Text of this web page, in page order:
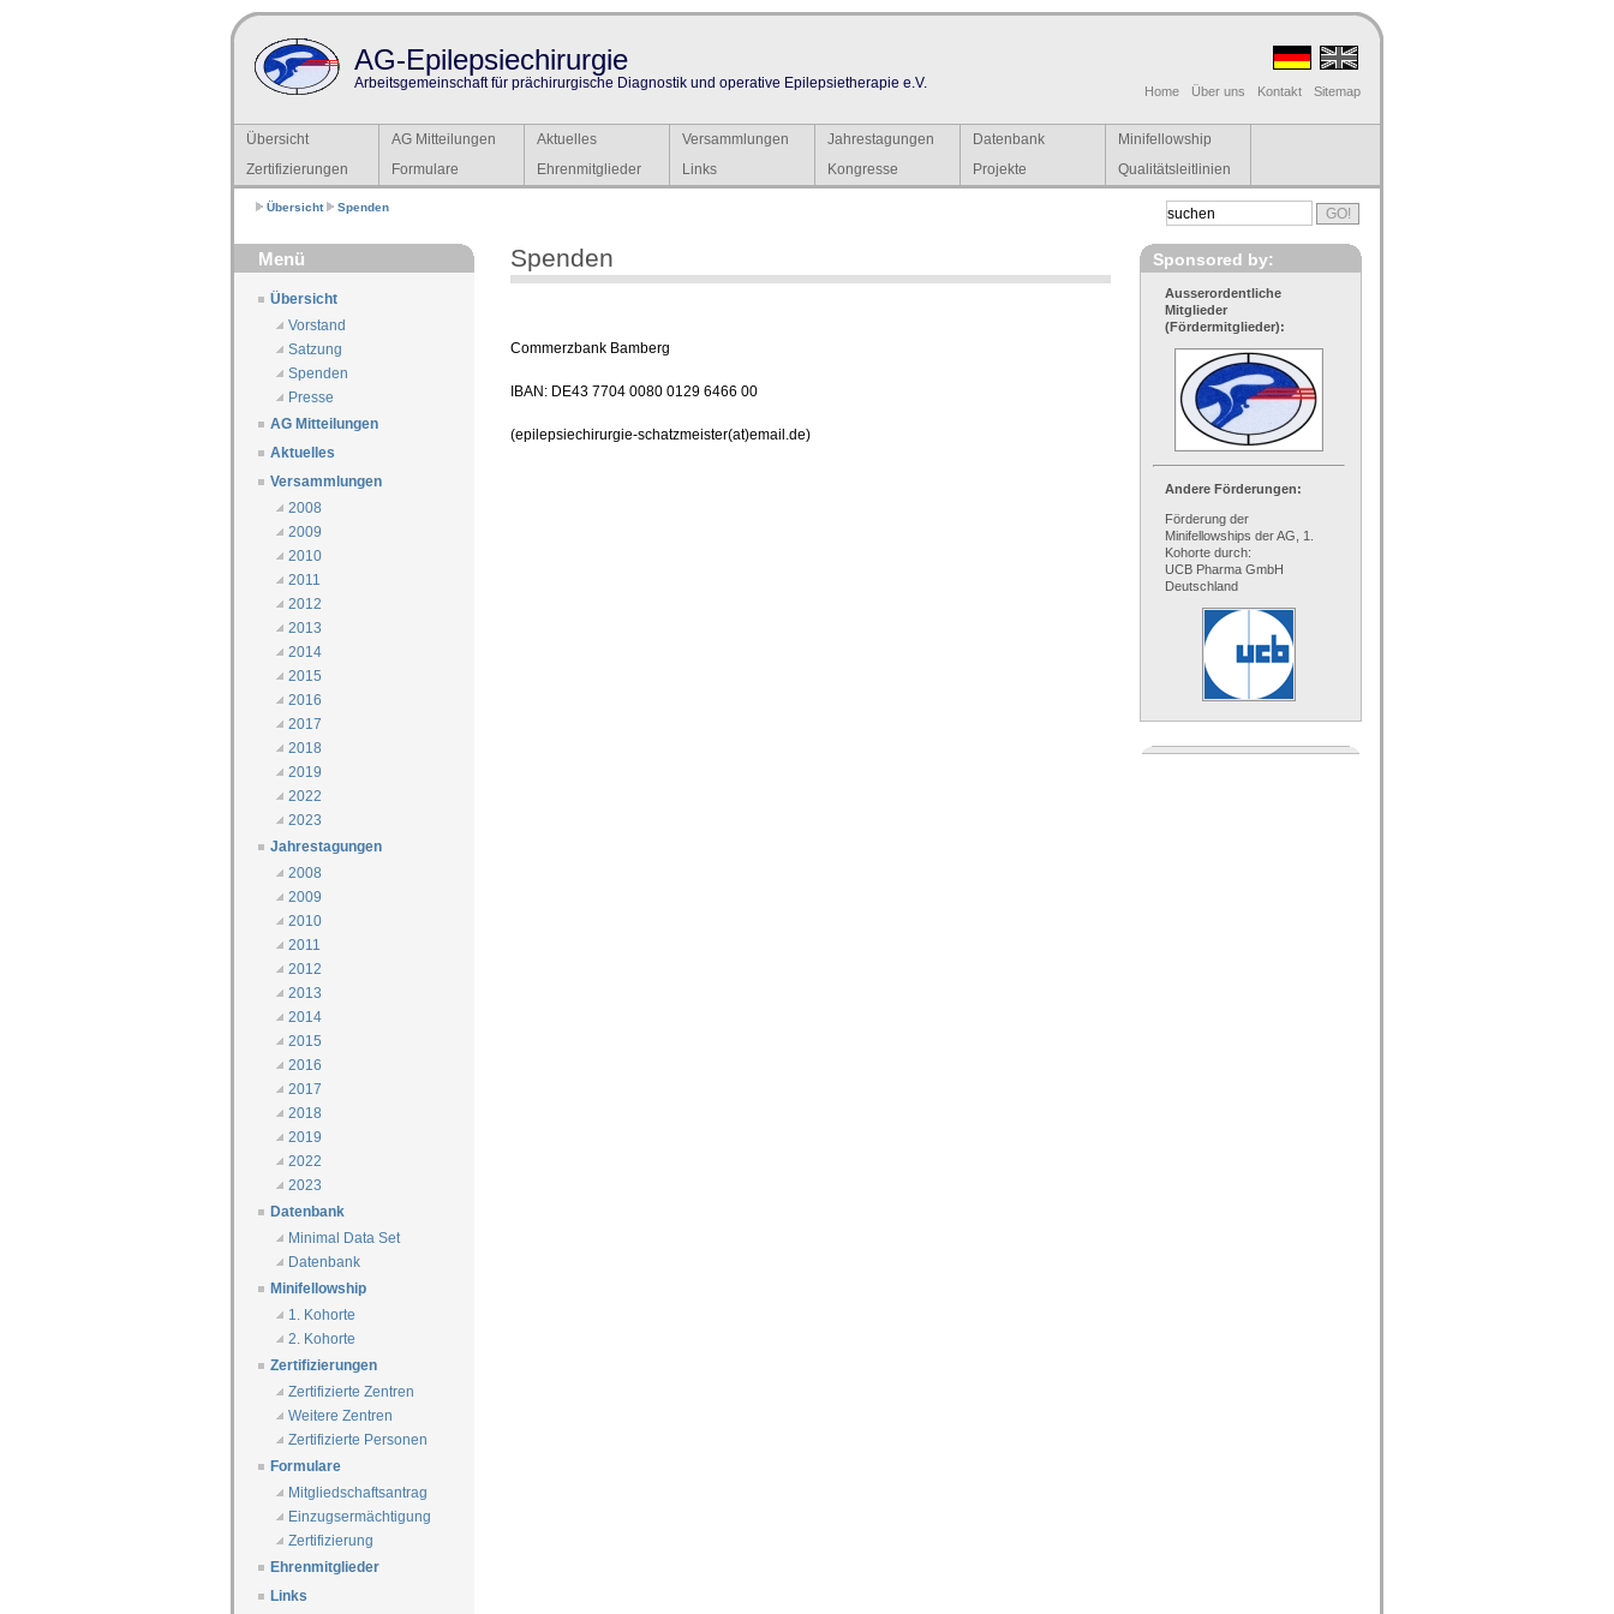
AG-Epilepsiechirurgie
Arbeitsgemeinschaft für prächirurgische Diagnostik und operative Epilepsietherapie e.V. Home Über uns Kontakt Sitemap
Übersicht AG Mitteilungen Aktuelles Versammlungen Jahrestagungen Datenbank
Minifellowship
Zertifizierungen
Formulare Ehrenmitglieder Links Kongresse Projekte Qualitätsleitlinien
Übersicht Spenden
Menü
Übersicht
Vorstand
Satzung
Spenden
Presse
AG Mitteilungen
Aktuelles
Versammlungen
2008
2009
2010
2011
2012
2013
2014
2015
2016
2017
2018
2019
2022
2023
Jahrestagungen
2008
2009
2010
2011
2012
2013
2014
2015
2016
2017
2018
2019
2022
2023
Datenbank
Minimal Data Set
Datenbank
Minifellowship
1. Kohorte
2. Kohorte
Zertifizierungen
Zertifizierte Zentren
Weitere Zentren
Zertifizierte Personen
Formulare
Mitgliedschaftsantrag
Einzugsermächtigung
Zertifizierung
Ehrenmitglieder
Links
Spenden
Commerzbank Bamberg
IBAN: DE43 7704 0080 0129 6466 00
(epilepsiechirurgie-schatzmeister(at)email.de)
Sponsored by:
Ausserordentliche
Mitglieder
(Fördermitglieder):
Andere Förderungen:
Förderung der
Minifellowships der AG, 1.
Kohorte durch:
UCB Pharma GmbH
Deutschland